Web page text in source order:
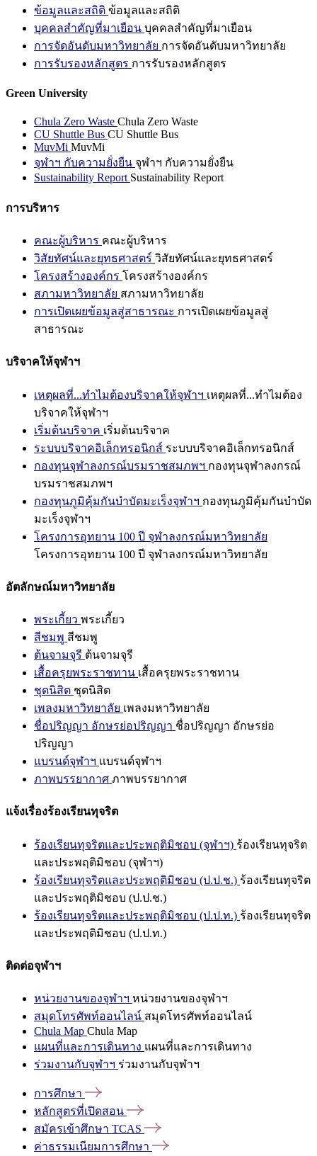
ข้อมูลและสถิติ ข้อมูลและสถิติ
บุคคลสำคัญที่มาเยือน บุคคลสำคัญที่มาเยือน
การจัดอันดับมหาวิทยาลัย การจัดอันดับมหาวิทยาลัย
การรับรองหลักสูตร การรับรองหลักสูตร
Green University
Chula Zero Waste Chula Zero Waste
CU Shuttle Bus CU Shuttle Bus
MuvMi MuvMi
จุฬาฯ กับความยั่งยืน จุฬาฯ กับความยั่งยืน
Sustainability Report Sustainability Report
การบริหาร
คณะผู้บริหาร คณะผู้บริหาร
วิสัยทัศน์และยุทธศาสตร์ วิสัยทัศน์และยุทธศาสตร์
โครงสร้างองค์กร โครงสร้างองค์กร
สภามหาวิทยาลัย สภามหาวิทยาลัย
การเปิดเผยข้อมูลสู่สาธารณะ การเปิดเผยข้อมูลสู่
สาธารณะ
บริจาคให้จุฬาฯ
เหตุผลที่...ทำไมต้องบริจาคให้จุฬาฯ เหตุผลที่...ทำไมต้อง
บริจาคให้จุฬาฯ
เริ่มต้นบริจาค เริ่มต้นบริจาค
ระบบบริจาคอิเล็กทรอนิกส์ ระบบบริจาคอิเล็กทรอนิกส์
กองทุนจุฬาลงกรณ์บรมราชสมภพฯ กองทุนจุฬาลงกรณ์
บรมราชสมภพฯ
กองทุนภูมิคุ้มกันบำบัดมะเร็งจุฬาฯ กองทุนภูมิคุ้มกันบำบัด
มะเร็งจุฬาฯ
โครงการอุทยาน 100 ปี จุฬาลงกรณ์มหาวิทยาลัย
โครงการอุทยาน 100 ปี จุฬาลงกรณ์มหาวิทยาลัย
อัตลักษณ์มหาวิทยาลัย
พระเกี้ยว พระเกี้ยว
สีชมพู สีชมพู
ต้นจามจุรี ต้นจามจุรี
เสื้อครุยพระราชทาน เสื้อครุยพระราชทาน
ชุดนิสิต ชุดนิสิต
เพลงมหาวิทยาลัย เพลงมหาวิทยาลัย
ชื่อปริญญา อักษรย่อปริญญา ชื่อปริญญา อักษรย่อ
ปริญญา
แบรนด์จุฬาฯ แบรนด์จุฬาฯ
ภาพบรรยากาศ ภาพบรรยากาศ
แจ้งเรื่องร้องเรียนทุจริต
ร้องเรียนทุจริตและประพฤติมิชอบ (จุฬาฯ) ร้องเรียนทุจริต
และประพฤติมิชอบ (จุฬาฯ)
ร้องเรียนทุจริตและประพฤติมิชอบ (ป.ป.ช.) ร้องเรียนทุจริต
และประพฤติมิชอบ (ป.ป.ช.)
ร้องเรียนทุจริตและประพฤติมิชอบ (ป.ป.ท.) ร้องเรียนทุจริต
และประพฤติมิชอบ (ป.ป.ท.)
ติดต่อจุฬาฯ
หน่วยงานของจุฬาฯ หน่วยงานของจุฬาฯ
สมุดโทรศัพท์ออนไลน์ สมุดโทรศัพท์ออนไลน์
Chula Map Chula Map
แผนที่และการเดินทาง แผนที่และการเดินทาง
ร่วมงานกับจุฬาฯ ร่วมงานกับจุฬาฯ
การศึกษา
หลักสูตรที่เปิดสอน
สมัครเข้าศึกษา TCAS
ค่าธรรมเนียมการศึกษา